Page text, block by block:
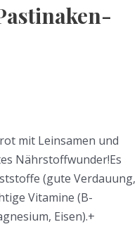
mit Leinsamen und
Nährstoffwunder!Es
(gute Verdauung,
Vitamine (B-
Eisen).+